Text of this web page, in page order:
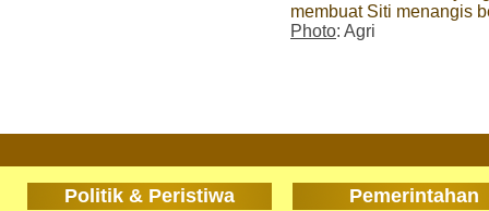
membuat Siti menangis
Photo: Agri
Politik & Peristiwa Pemerintahan